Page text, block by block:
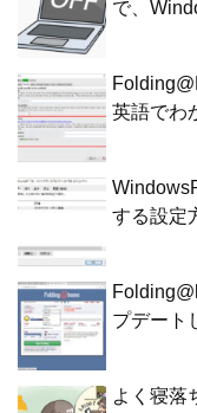
で、
英語でわ
する設定
プデート
よく寝落